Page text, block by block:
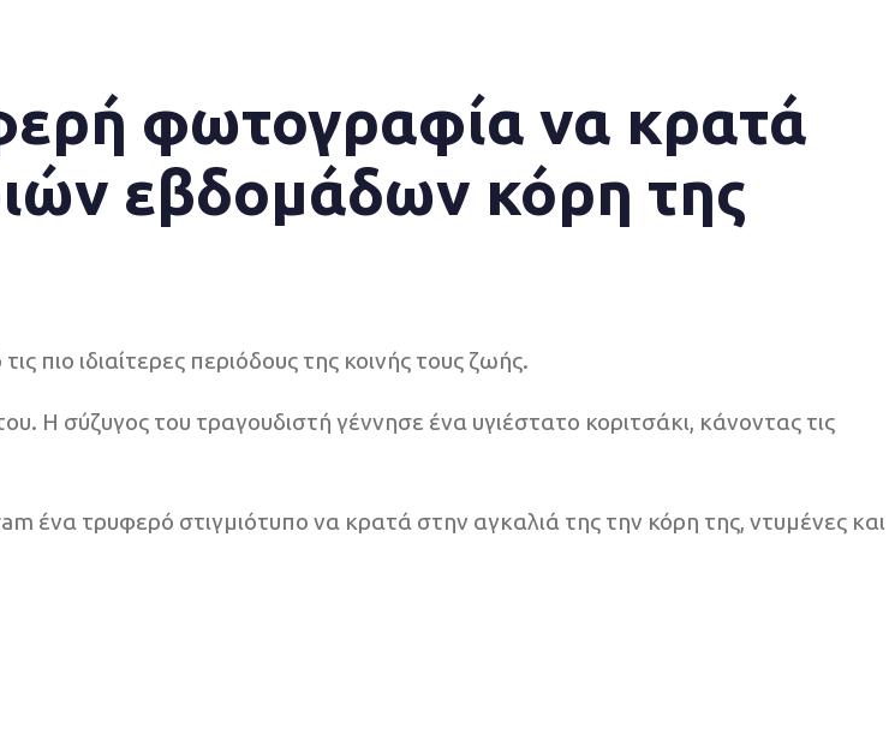
φωτογραφία να κρατά
εβδομάδων κόρη της
πιο ιδιαίτερες περιόδους της κοινής τους ζωής.
Η σύζυγος του τραγουδιστή γέννησε ένα υγιέστατο κοριτσάκι, κάνοντας τις
ένα τρυφερό στιγμιότυπο να κρατά στην αγκαλιά της την κόρη της, ντυμένες και